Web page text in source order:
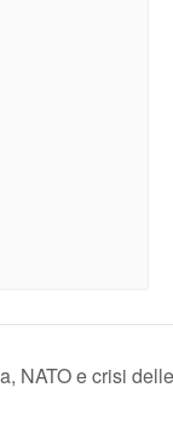
NATO e crisi